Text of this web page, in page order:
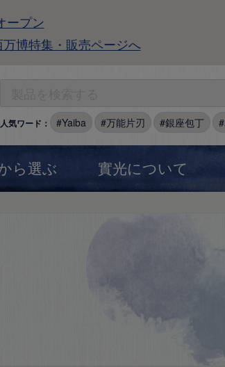
ープン
博特集・販売ページへ
人気ワード： Yaiba 万能片刃 銀座包丁
ら選ぶ 實光について